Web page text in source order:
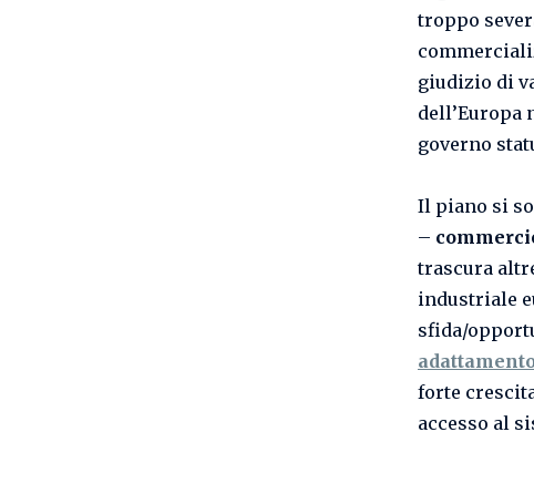
troppo
giudizio di
dell’Europa
governo
Il piano si
–
trascura
industriale
sfida/
forte
accesso al